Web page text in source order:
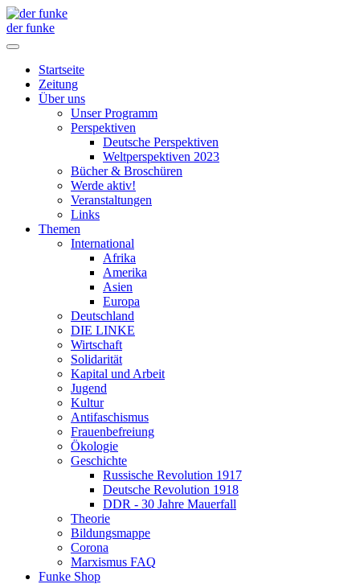
der funke
Startseite
Zeitung
Über uns
Unser Programm
Perspektiven
Deutsche Perspektiven
Weltperspektiven 2023
Bücher & Broschüren
Werde aktiv!
Veranstaltungen
Links
Themen
International
Afrika
Amerika
Asien
Europa
Deutschland
DIE LINKE
Wirtschaft
Solidarität
Kapital und Arbeit
Jugend
Kultur
Antifaschismus
Frauenbefreiung
Ökologie
Geschichte
Russische Revolution 1917
Deutsche Revolution 1918
DDR - 30 Jahre Mauerfall
Theorie
Bildungsmappe
Corona
Marxismus FAQ
Funke Shop